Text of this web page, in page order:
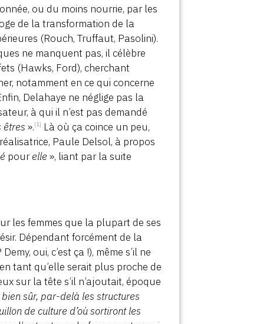
ou du moins nourrie, par les
de la transformation de la
(Rouch, Truffaut, Pasolini).
ne manquent pas, il célèbre
(Hawks, Ford), cherchant
notamment en ce qui concerne
Delahaye ne néglige pas la
à qui il n’est pas demandé
êtres ».[1] Là où ça coince un peu,
réalisatrice, Paule Delsol, à propos
pourelle », liant par la suite
les femmes que la plupart de ses
Dépendant forcément de la
oui, c’est ça !), même s’il ne
tant qu’elle serait plus proche de
sur la tête s’il n’ajoutait, époque
sûr, par-delà les structures
de culture d’où sortiront les